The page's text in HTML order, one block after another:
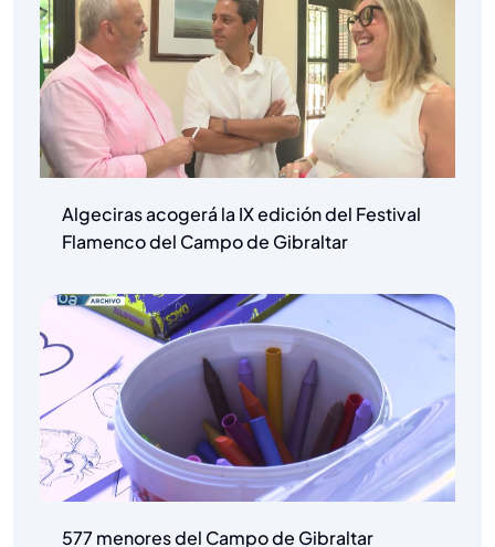
Algeciras acogerá la IX edición del Festival
Flamenco del Campo de Gibraltar
577 menores del Campo de Gibraltar